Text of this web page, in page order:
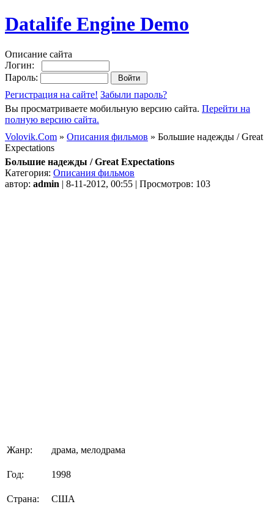
Datalife Engine Demo
Описание сайта
Логин:
Пароль:
Регистрация на сайте! Забыли пароль?
Вы просматриваете мобильную версию сайта. Перейти на
полную версию сайта.
Volovik.Com » Описания фильмов » Большие надежды / Great
Expectations
Большие надежды / Great Expectations
Категория: Описания фильмов
автор: admin | 8-11-2012, 00:55 | Просмотров: 103
Жанр: драма, мелодрама
Год: 1998
Страна: США